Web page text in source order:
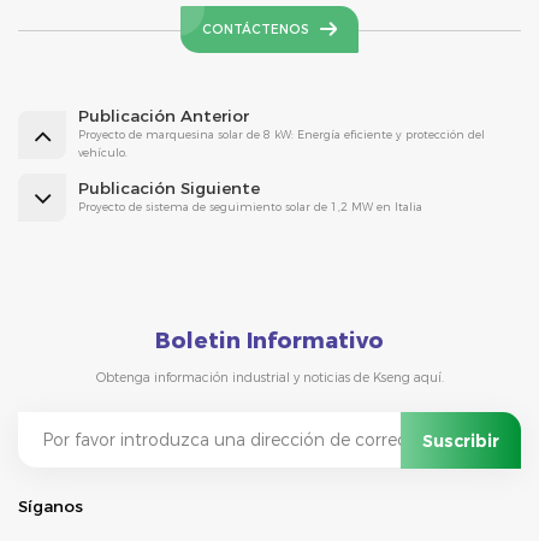
CONTÁCTENOS
Publicación Anterior
Proyecto de marquesina solar de 8 kW: Energía eficiente y protección del
vehículo.
Publicación Siguiente
Proyecto de sistema de seguimiento solar de 1,2 MW en Italia
Boletin Informativo
Obtenga información industrial y noticias de Kseng aquí.
Síganos